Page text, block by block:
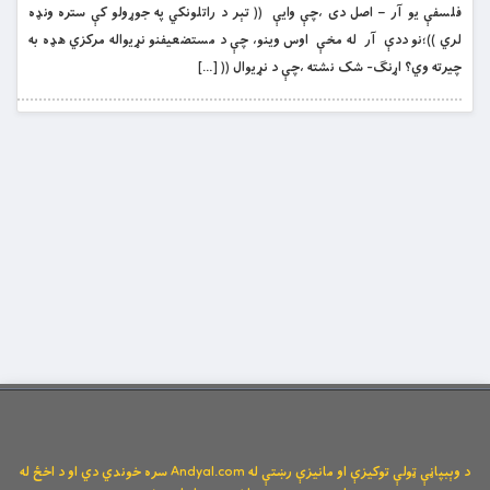
فلسفې يو آر – اصل دى ،چې وایې (( تېر د راتلونکي په جوړولو کې ستره ونډه
لري ))؛نو ددې آر له مخې اوس وينو، چې د مستضعيفنو نړيواله مرکزي هډه به
چيرته وي؟ اړنګ- شک نشته ،چې د نړيوال (( […]
د وېبپاڼې ټولې توکیزې او مانیزې رښتې له Andyal.com سره خوندي دي او د اخځ له